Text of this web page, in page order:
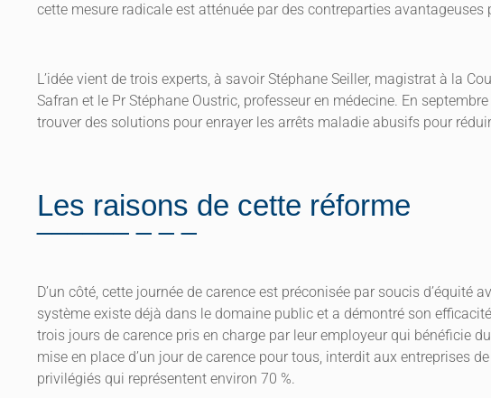
cette mesure radicale est atténuée par des contreparties avantageuses
L’idée vient de trois experts, à savoir Stéphane Seiller, magistrat à la
Safran et le Pr Stéphane Oustric, professeur en médecine. En
trouver des solutions pour enrayer les arrêts maladie abusifs pour
Les raisons de cette réforme
D’un côté, cette journée de carence est préconisée par soucis d’équité
système existe déjà dans le domaine public et a démontré son
trois jours de carence pris en charge par leur employeur qui bénéficie
mise en place d’un jour de carence pour tous, interdit aux entreprises
privilégiés qui représentent environ 70 %.